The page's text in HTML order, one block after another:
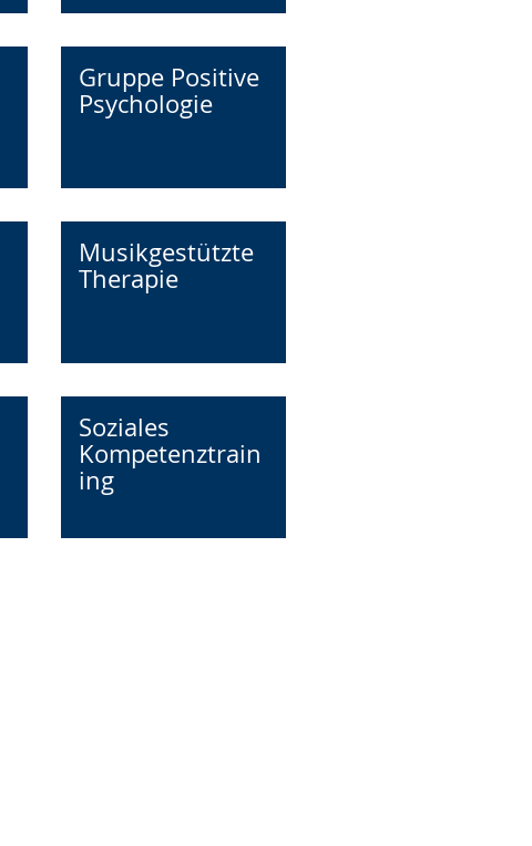
Gruppe Positive
Psychologie
Musikgestützte
Therapie
Soziales
Kompetenztrain
ing